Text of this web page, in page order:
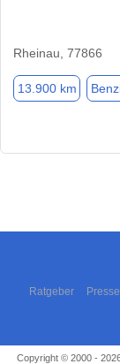
Rheinau, 77866
13.900 km
Ratgeber Presse
Copyright © 2000 -